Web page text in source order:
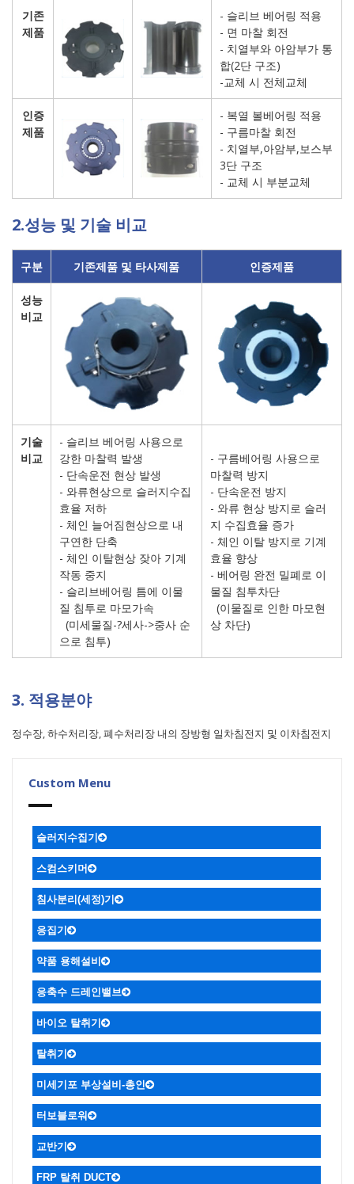
기존
제품
- 슬리브 베어링 적용
- 면 마찰 회전
- 치열부와 아암부가 통
합(2단 구조)
-교체 시 전체교체
인증
제품
- 복열 볼베어링 적용
- 구름마찰 회전
- 치열부,아암부,보스부
3단 구조
- 교체 시 부분교체
2.성능 및 기술 비교
구분 기존제품 및 타사제품 인증제품
성능
비교
기술
비교
- 슬리브 베어링 사용으로
강한 마찰력 발생
- 단속운전 현상 발생
- 와류현상으로 슬러지수집
효율 저하
- 체인 늘어짐현상으로 내
구연한 단축
- 체인 이탈현상 잦아 기계
작동 중지
- 슬리브베어링 틈에 이물
질 침투로 마모가속
(미세물질-?세사->중사 순
으로 침투)
- 구름베어링 사용으로
마찰력 방지
- 단속운전 방지
- 와류 현상 방지로 슬러
지 수집효율 증가
- 체인 이탈 방지로 기계
효율 향상
- 베어링 완전 밀폐로 이
물질 침투차단
(이물질로 인한 마모현
상 차단)
3. 적용분야
정수장, 하수처리장, 폐수처리장 내의 장방형 일차침전지 및 이차침전지
Custom Menu
슬러지수집기
ㆍ복열 볼베어링 장착한 비금속체인
플라이트 슬러지 수집기
ㆍ비금속 체인컨베어식
ㆍ원형슬러지
ㆍ싸이폰식
ㆍ미다식
ㆍ수중대차식
스컴스키머
ㆍ디퍼 스컴스키머
ㆍ파이프 스컴스키머
ㆍ헬리컬 스컴스키머
ㆍ가압부상식
침사분리(세정)기
응집기
약품 용해설비
응축수 드레인밸브
바이오 탈취기
탈취기
미세기포 부상설비-총인
터보블로워
교반기
FRP 탈취 DUCT